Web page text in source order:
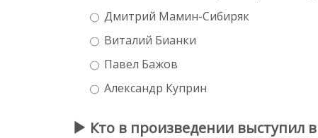
Дмитрий Мамин-Сибиряк
Виталий Бианки
Павел Бажов
Александр Куприн
Кто в произведении выступил в